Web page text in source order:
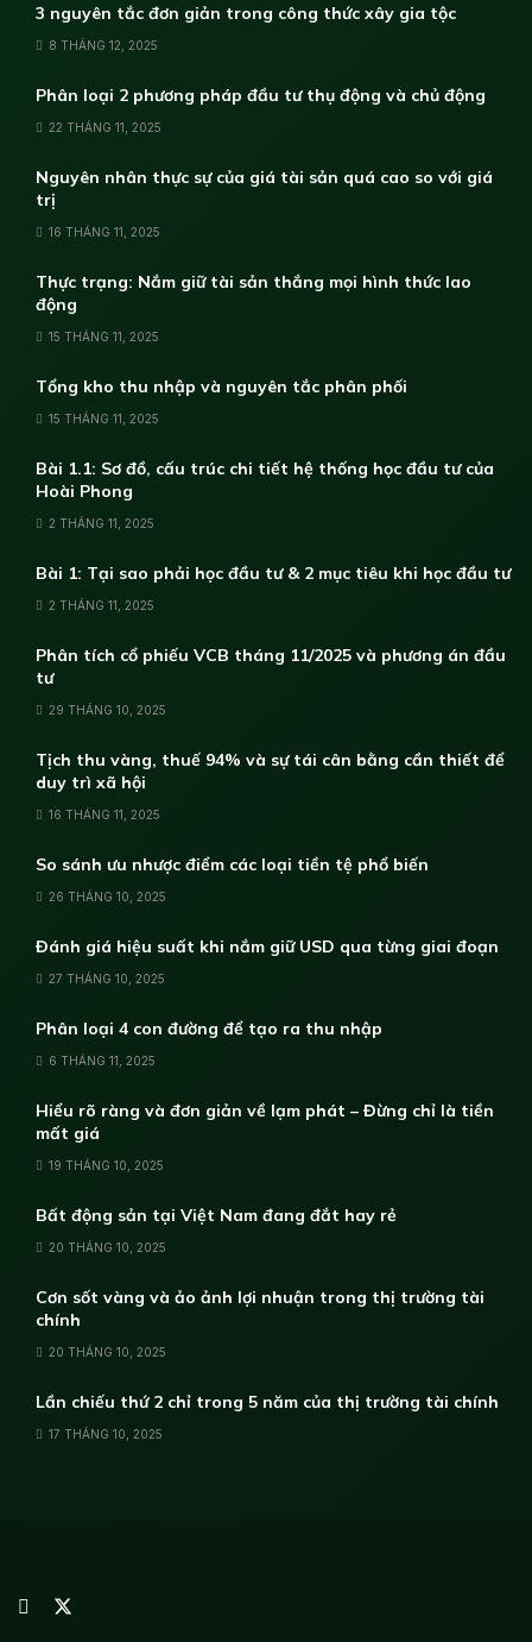
3 nguyên tắc đơn giản trong công thức xây gia tộc
8 THÁNG 12, 2025
Phân loại 2 phương pháp đầu tư thụ động và chủ động
22 THÁNG 11, 2025
Nguyên nhân thực sự của giá tài sản quá cao so với giá
trị
16 THÁNG 11, 2025
Thực trạng: Nắm giữ tài sản thắng mọi hình thức lao
động
15 THÁNG 11, 2025
Tổng kho thu nhập và nguyên tắc phân phối
15 THÁNG 11, 2025
Bài 1.1: Sơ đồ, cấu trúc chi tiết hệ thống học đầu tư của
Hoài Phong
2 THÁNG 11, 2025
Bài 1: Tại sao phải học đầu tư & 2 mục tiêu khi học đầu tư
2 THÁNG 11, 2025
Phân tích cổ phiếu VCB tháng 11/2025 và phương án đầu
tư
29 THÁNG 10, 2025
Tịch thu vàng, thuế 94% và sự tái cân bằng cần thiết để
duy trì xã hội
16 THÁNG 11, 2025
So sánh ưu nhược điểm các loại tiền tệ phổ biến
26 THÁNG 10, 2025
Đánh giá hiệu suất khi nắm giữ USD qua từng giai đoạn
27 THÁNG 10, 2025
Phân loại 4 con đường để tạo ra thu nhập
6 THÁNG 11, 2025
Hiểu rõ ràng và đơn giản về lạm phát – Đừng chỉ là tiền
mất giá
19 THÁNG 10, 2025
Bất động sản tại Việt Nam đang đắt hay rẻ
20 THÁNG 10, 2025
Cơn sốt vàng và ảo ảnh lợi nhuận trong thị trường tài
chính
20 THÁNG 10, 2025
Lần chiếu thứ 2 chỉ trong 5 năm của thị trường tài chính
17 THÁNG 10, 2025